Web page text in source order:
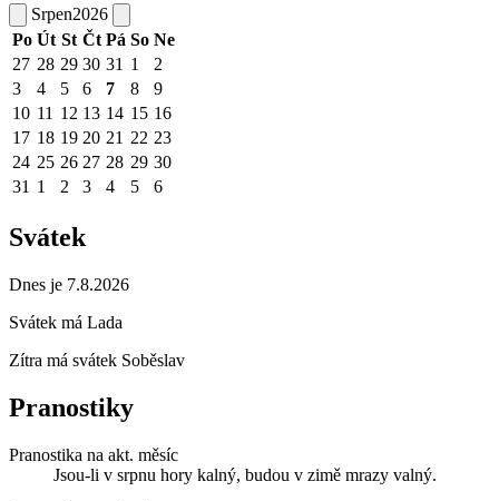
Srpen2026
Po Út St Čt Pá So Ne
27 28 29 30 31 1
2
3
4 5 6 7 8
9
10 11 12 13 14 15 16
17 18 19 20 21 22 23
24 25 26 27 28 29 30
31 1 2 3 4 5 6
Svátek
Dnes je 7.8.2026
Svátek má Lada
Zítra má svátek Soběslav
Pranostiky
Pranostika na akt. měsíc
Jsou-li v srpnu hory kalný, budou v zimě mrazy valný.